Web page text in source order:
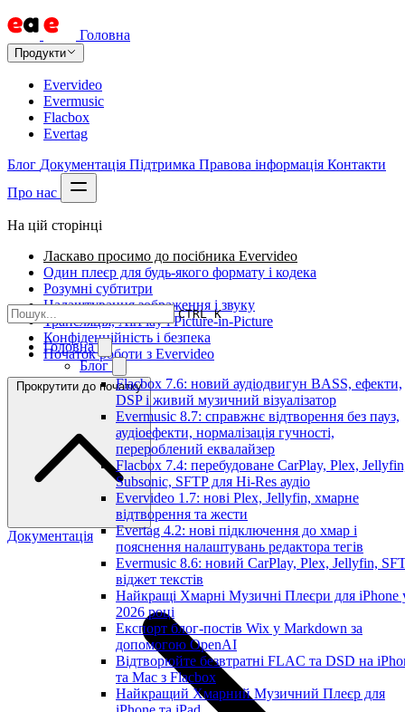
Головна
Продукти
Evervideo
Evermusic
Flacbox
Evertag
Блог Документація Підтримка Правова інформація Контакти
Про нас
CTRL K
Головна
Блог
Flacbox 7.6: новий аудіодвигун BASS, ефекти,
DSP і живий музичний візуалізатор
Evermusic 8.7: справжнє відтворення без пауз,
аудіоефекти, нормалізація гучності,
перероблений еквалайзер
Flacbox 7.4: перебудоване CarPlay, Plex,
Subsonic, SFTP для Hi-Res аудіо
Evervideo 1.7: нові Plex, Jellyfin, хмарне
відтворення та жести
Evertag 4.2: нові підключення до хмар і
пояснення налаштувань редактора тегів
Evermusic 8.6: новий CarPlay, Plex, Jellyfin,
віджет текстів
Найкращі Хмарні Музичні Плеєри для iPhone
2026 році
Експорт блог-постів Wix у Markdown за
допомогою OpenAI
Відтворюйте безвтратні FLAC та DSD на
та Mac з Flacbox
Найкращий Хмарний Музичний Плеєр для
На цій сторінці
Ласкаво просимо до посібника Evervideo
Один плеєр для будь-якого формату і кодека
Розумні субтитри
Налаштування зображення і звуку
Трансляція, AirPlay і Picture-in-Picture
Конфіденційність і безпека
Початок роботи з Evervideo
Прокрутити до початку
Документація